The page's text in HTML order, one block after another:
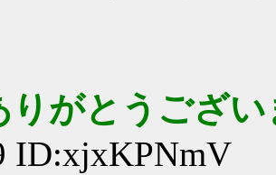
りがとうござい
ID:xjxKPNmV